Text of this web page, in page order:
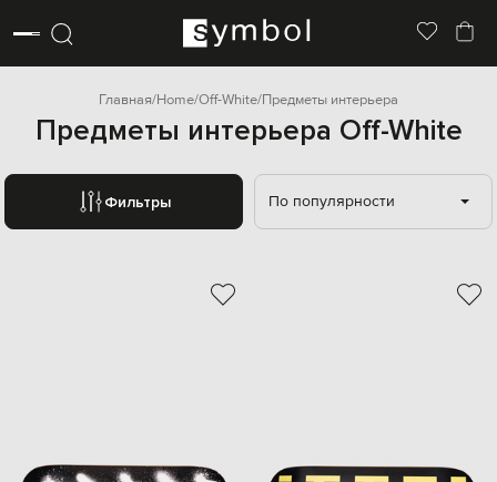
Главная Home Off-White Предметы интерьера
Предметы интерьера Off-White
Фильтры По популярности